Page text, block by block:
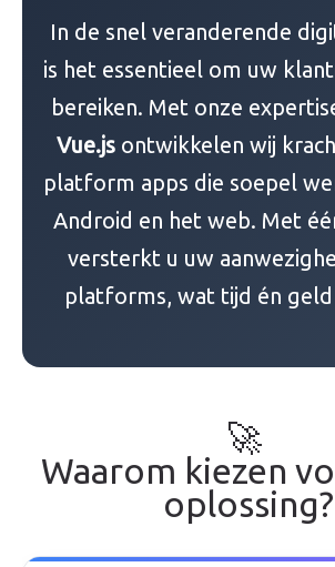
In de snel veranderende
is het essentieel om uw
bereiken. Met onze
Vue.js ontwikkelen wij
platform apps die soepel
Android en het web. Met
versterkt u uw
platforms, wat tijd én
🚀
Waarom kiezen
oplossing?